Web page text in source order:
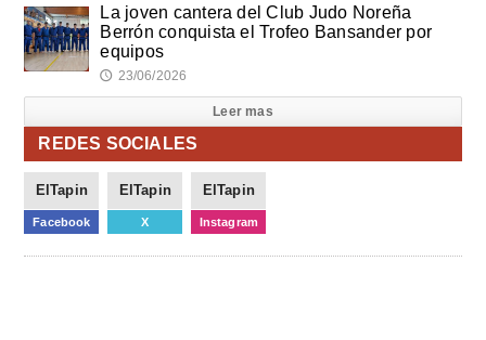
La joven cantera del Club Judo Noreña
Berrón conquista el Trofeo Bansander por
equipos
🕔 23/06/2026
Leer mas
REDES SOCIALES
ElTapin
Facebook
ElTapin
X
ElTapin
Instagram